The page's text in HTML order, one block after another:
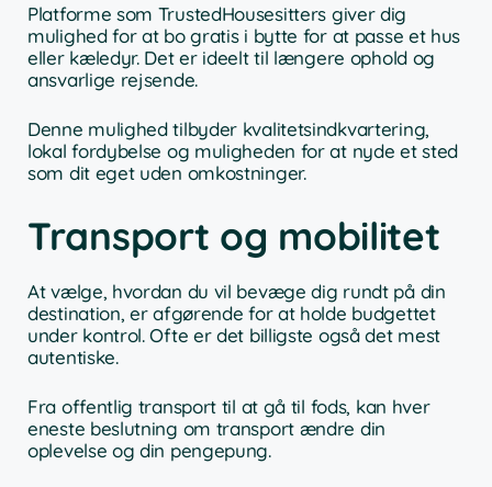
Platforme som TrustedHousesitters giver dig
mulighed for at bo gratis i bytte for at passe et hus
eller kæledyr. Det er ideelt til længere ophold og
ansvarlige rejsende.
Denne mulighed tilbyder kvalitetsindkvartering,
lokal fordybelse og muligheden for at nyde et sted
som dit eget uden omkostninger.
Transport og mobilitet
At vælge, hvordan du vil bevæge dig rundt på din
destination, er afgørende for at holde budgettet
under kontrol. Ofte er det billigste også det mest
autentiske.
Fra offentlig transport til at gå til fods, kan hver
eneste beslutning om transport ændre din
oplevelse og din pengepung.